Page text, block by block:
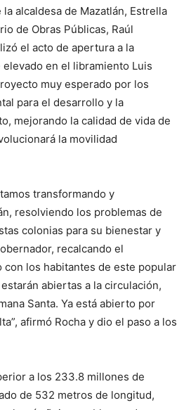
la alcaldesa de Mazatlán, Estrella
de Obras Públicas, Raúl
el acto de apertura a la
en el libramiento Luis
muy esperado por los
para el desarrollo y la
mejorando la calidad de vida de
la movilidad
transformando y
resolviendo los problemas de
colonias para su bienestar y
recalcando el
los habitantes de este popular
abiertas a la circulación,
Santa. Ya está abierto por
afirmó Rocha y dio el paso a los
a los 233.8 millones de
de 532 metros de longitud,